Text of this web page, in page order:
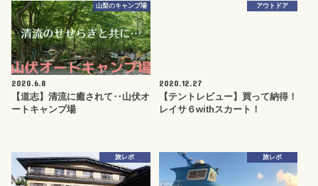
山梨のキャンプ場
2020.6.8
【道志】清流に癒されて‥山伏オ
ートキャンプ場
アウトドア
2020.12.27
【テントレビュー】買って納得！
レイサ６withスカート！
旅レポ 旅レポ